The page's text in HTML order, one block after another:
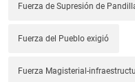
Fuerza de Supresión de
Fuerza del Pueblo exigió
Fuerza Magisterial-